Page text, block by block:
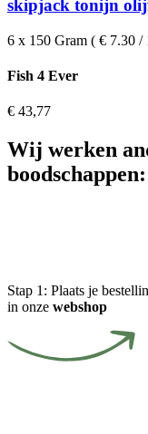
skipjack tonijn
6 x 150 Gram ( € 7.30 /
Fish 4 Ever
€ 43,77
Wij werken
Stap 1: Plaats je
in onze webshop